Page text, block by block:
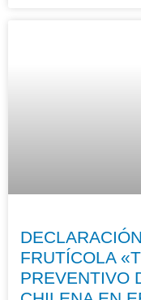
FRUTÍCOLA
PREVENTIVO